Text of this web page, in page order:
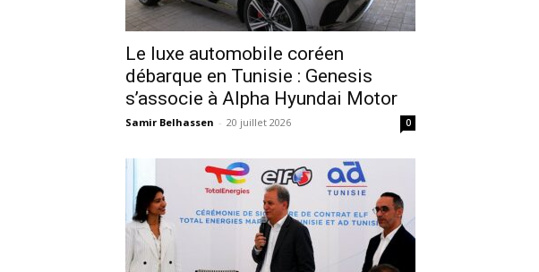
Le luxe automobile coréen
débarque en Tunisie : Genesis
s’associe à Alpha Hyundai Motor
Samir Belhassen - 20 juillet 2026 0